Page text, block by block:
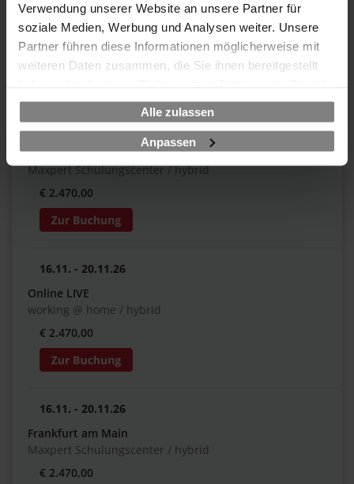
Verwendung unserer Website an unsere Partner für
soziale Medien, Werbung und Analysen weiter. Unsere
Partner führen diese Informationen möglicherweise mit
weiteren Daten zusammen, die Sie ihnen bereitgestellt
gesammelt haben.
Alle zulassen
Anpassen
Online LIVE
working @ home / hybrid
€ 2.470,00
12.10. - 16.10.26
Frankfurt am Main
Maxpert Schulungscenter / hybrid
€ 2.470,00
16.11. - 20.11.26
Online LIVE
working @ home / hybrid
€ 2.470,00
16.11. - 20.11.26
Frankfurt am Main
Maxpert Schulungscenter / hybrid
€ 2.470,00